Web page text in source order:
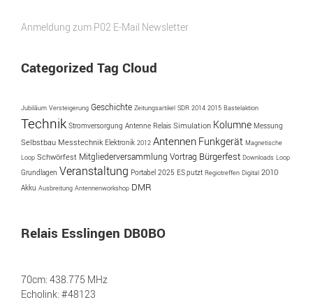
Anmeldung zum P02 E-Mail Newsletter
Categorized Tag Cloud
Jubiläum Versteigerung Geschichte Zeitungsartikel SDR 2014 2015 Bastelaktion
Technik Stromversorgung Antenne Relais Simulation Kolumne Messung
Selbstbau Messtechnik Elektronik 2012 Antennen Funkgerät Magnetische
Loop Schwörfest Mitgliederversammlung Vortrag Bürgerfest Downloads Loop
Grundlagen Veranstaltung Portabel 2025 ES putzt Regiotreffen Digital 2010
Akku Ausbreitung Antennenworkshop DMR
Relais Esslingen DB0BO
70cm: 438.775 MHz
Echolink: #48123